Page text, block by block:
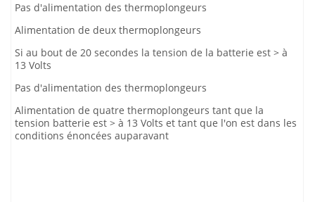
Pas d'alimentation des thermoplongeurs
Alimentation de deux thermoplongeurs
Si au bout de 20 secondes la tension de la batterie est > à
13 Volts
Pas d'alimentation des thermoplongeurs
Alimentation de quatre thermoplongeurs tant que la
tension batterie est > à 13 Volts et tant que l'on est dans les
conditions énoncées auparavant